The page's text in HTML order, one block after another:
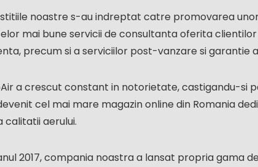
noastre s-au indreptat catre promovarea
mai bune servicii de consultanta oferita
precum si a serviciilor post-vanzare si
a crescut constant in notorietate, castigandu-si
cel mai mare magazin online din Romania
aerului.
2017, compania noastra a lansat propria gama